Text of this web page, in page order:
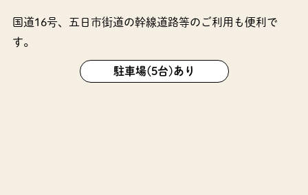
国道16号、五日市街道の幹線道路等のご利用も便利で
す。
駐車場(5台)あり